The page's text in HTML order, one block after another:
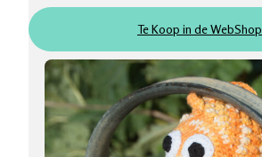
Te Koop in de WebShop